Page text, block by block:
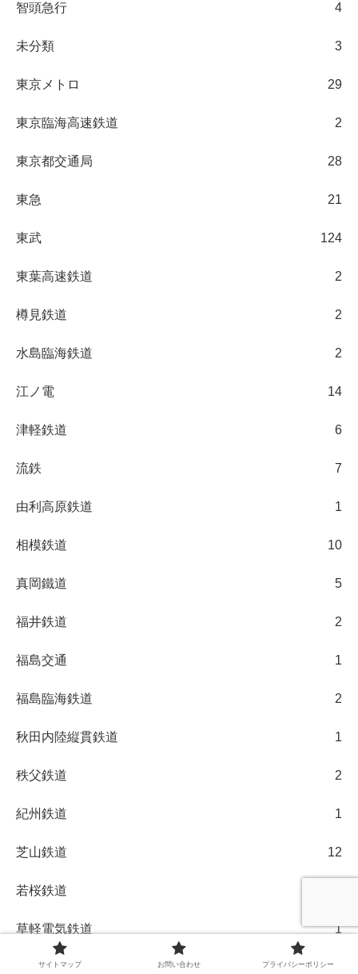
智頭急行 4
未分類 3
東京メトロ 29
東京臨海高速鉄道 2
東京都交通局 28
東急 21
東武 124
東葉高速鉄道 2
樽見鉄道 2
水島臨海鉄道 2
江ノ電 14
津軽鉄道 6
流鉄 7
由利高原鉄道 1
相模鉄道 10
真岡鐵道 5
福井鉄道 2
福島交通 1
福島臨海鉄道 2
秋田内陸縦貫鉄道 1
秩父鉄道 2
紀州鉄道 1
芝山鉄道 12
若桜鉄道
草軽電気鉄道 1
西武 28
サイトマップ お問い合わせ プライバシーポリシー